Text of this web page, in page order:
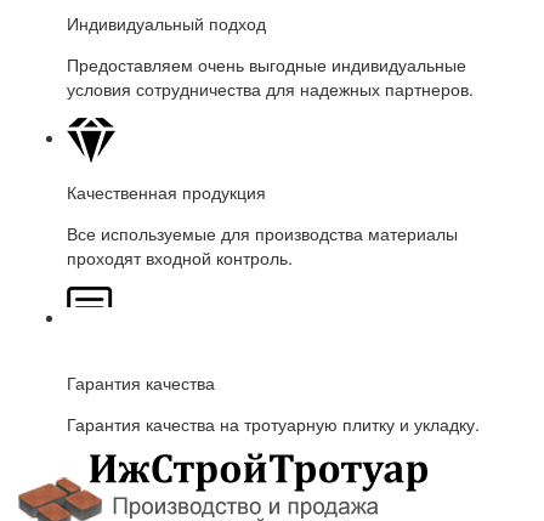
Индивидуальный подход
Предоставляем очень выгодные индивидуальные
условия сотрудничества для надежных партнеров.
Качественная продукция
Все используемые для производства материалы
проходят входной контроль.
Гарантия качества
Гарантия качества на тротуарную плитку и укладку.